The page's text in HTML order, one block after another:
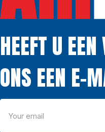
HEEFT U
ONS EEN E-
Email